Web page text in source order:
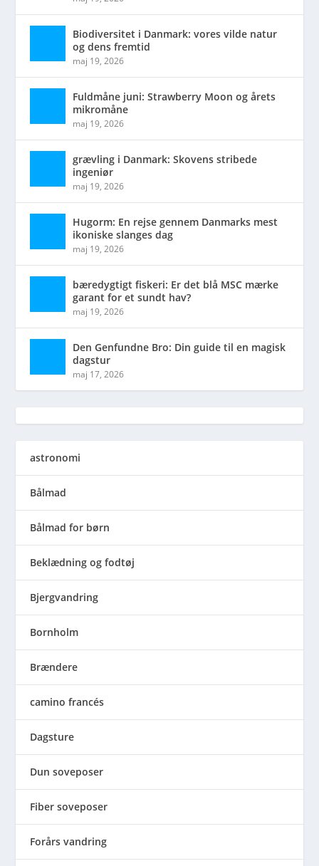
Biodiversitet i Danmark: vores vilde natur
og dens fremtid
maj 19, 2026
Fuldmåne juni: Strawberry Moon og årets
mikromåne
maj 19, 2026
grævling i Danmark: Skovens stribede
ingeniør
maj 19, 2026
Hugorm: En rejse gennem Danmarks mest
ikoniske slanges dag
maj 19, 2026
bæredygtigt fiskeri: Er det blå MSC mærke
garant for et sundt hav?
maj 19, 2026
Den Genfundne Bro: Din guide til en magisk
dagstur
maj 17, 2026
astronomi
Bålmad
Bålmad for børn
Beklædning og fodtøj
Bjergvandring
Bornholm
Brændere
camino francés
Dagsture
Dun soveposer
Fiber soveposer
Forårs vandring